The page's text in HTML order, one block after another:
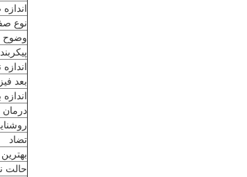
نوع
وضوح
بعد
تضاد
حالت